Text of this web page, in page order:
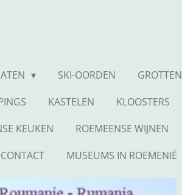
SKI-OORDEN
GROTTEN
KASTELEN
KLOOSTERS
KEUKEN
ROEMEENSE WIJNEN
CONTACT MUSEUMS IN ROEMENIË